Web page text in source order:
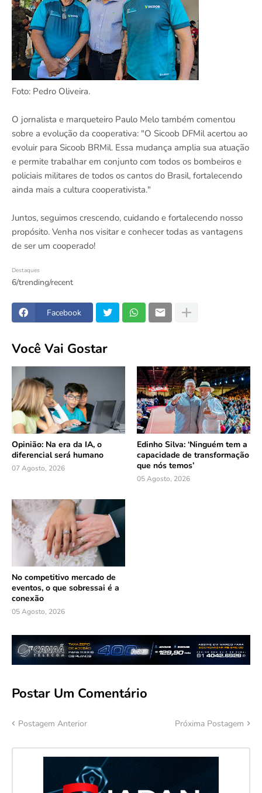
Foto: Pedro Oliveira.
O jornalista e marqueteiro Paulo Melo também comentou
sobre a evolução da cooperativa: "O Sicoob DFMil acertou ao
evoluir para Sicoob BRMil. Essa mudança amplia sua atuação
e permite trabalhar em conjunto com todos os bombeiros e
policiais militares de todos os cantos do Brasil, fortalecendo
ainda mais a cultura cooperativista."
Juntos, seguimos crescendo, cuidando e fortalecendo nosso
propósito. Venha nos visitar e conhecer todas as vantagens
de ser um cooperado!
Destaques
6/trending/recent
Facebook
Você Vai Gostar
Opinião: Na era da IA, o
diferencial será humano
07 Agosto, 2026
Edinho Silva: ‘Ninguém tem a
capacidade de transformação
que nós temos’
05 Agosto, 2026
No competitivo mercado de
eventos, o que sobressai é a
conexão
05 Agosto, 2026
Postar Um Comentário
Postagem Anterior Próxima Postagem